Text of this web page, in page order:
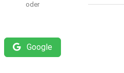
oder
Google